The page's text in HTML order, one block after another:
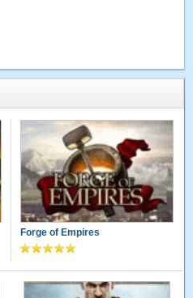
Forge of Empires